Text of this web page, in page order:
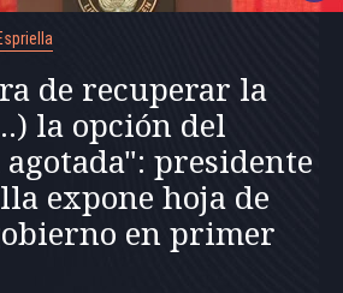
de recuperar la
la opción del
presidente
expone hoja de
en primer